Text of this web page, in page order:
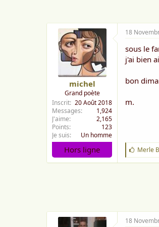
michel
Grand poète
Inscrit 20 Août 2018
Messages
1,924
J'aime
2,165
Points
123
Je suis
Un homme
Hors ligne
18
sous le
j'ai bien
bon
m.
J
'
a
Merle
18